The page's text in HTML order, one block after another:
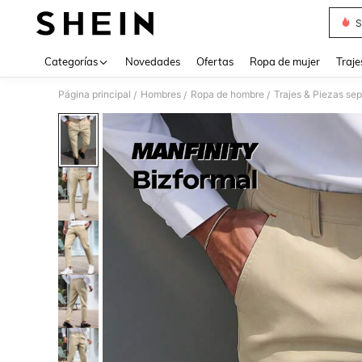
Categorías Novedades Ofertas Ropa de mujer
Página principal / Hombres / Ropa de hombre / Trajes & Piezas